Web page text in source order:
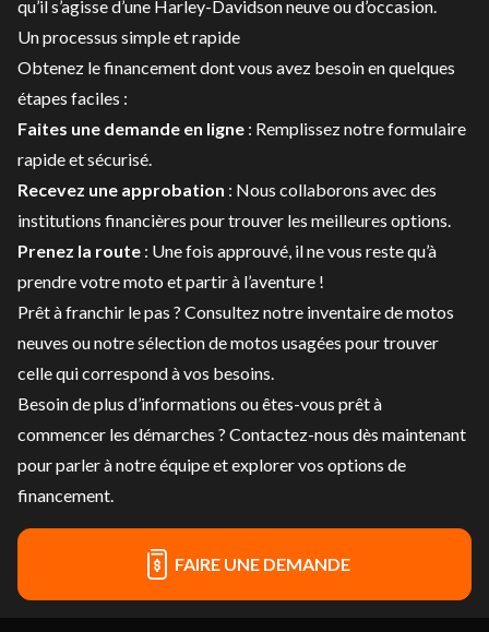
qu’il s’agisse d’une Harley-Davidson neuve ou d’occasion.
Un processus simple et rapide
Obtenez le financement dont vous avez besoin en quelques
étapes faciles :
Faites une demande en ligne : Remplissez notre formulaire
rapide et sécurisé.
Recevez une approbation : Nous collaborons avec des
institutions financières pour trouver les meilleures options.
Prenez la route : Une fois approuvé, il ne vous reste qu’à
prendre votre moto et partir à l’aventure !
Prêt à franchir le pas ? Consultez notre inventaire de motos
neuves ou notresélection de motos usagées pour trouver
celle qui correspond à vos besoins.
Besoin de plus d’informations ou êtes-vous prêt à
commencer les démarches ? Contactez-nous dès maintenant
pour parler à notre équipe et explorer vos options de
financement.
FAIRE UNE DEMANDE